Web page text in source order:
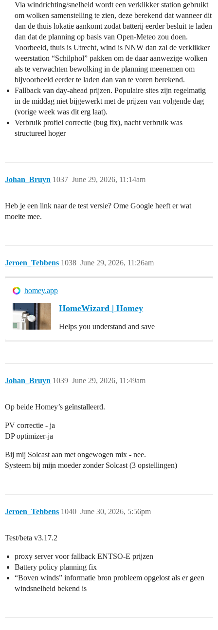
Via windrichting/snelheid wordt een verklikker station gebruikt
om wolken samenstelling te zien, deze berekend dat wanneer dit
dan de thuis lokatie aankomt zodat batterij eerder besluit te laden
dan dat de planning op basis van Open-Meteo zou doen.
Voorbeeld, thuis is Utrecht, wind is NNW dan zal de verklikker
weerstation “Schilphol” pakken om de daar aanwezige wolken
als te verwachten bewolking in de planning meenemen om
bijvoorbeeld eerder te laden dan van te voren berekend.
Fallback van day-ahead prijzen. Populaire sites zijn regelmatig
in de middag niet bijgewerkt met de prijzen van volgende dag
(vorige week was dit erg laat).
Verbruik profiel correctie (bug fix), nacht verbruik was
structureel hoger
Johan_Bruyn June 29, 2026, 11:14am
1037
Heb je een link naar de test versie? Ome Google heeft er wat
moeite mee.
Jeroen_Tebbens June 29, 2026, 11:26am
1038
homey.app
HomeWizard | Homey
Helps you understand and save
Johan_Bruyn June 29, 2026, 11:49am
1039
Op beide Homey’s geïnstalleerd.
PV correctie - ja
DP optimizer-ja
Bij mij Solcast aan met ongewogen mix - nee.
Systeem bij mijn moeder zonder Solcast (3 opstellingen)
Jeroen_Tebbens June 30, 2026, 5:56pm
1040
Test/beta v3.17.2
proxy server voor fallback ENTSO-E prijzen
Battery policy planning fix
“Boven winds” informatie bron probleem opgelost als er geen
windsnelheid bekend is